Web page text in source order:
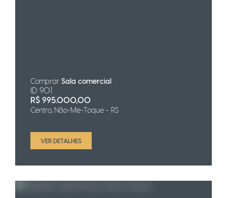
Comprar Sala comercial
ID 901
R$ 995.000,00
Centro, Não-Me-Toque - RS
VER DETALHES